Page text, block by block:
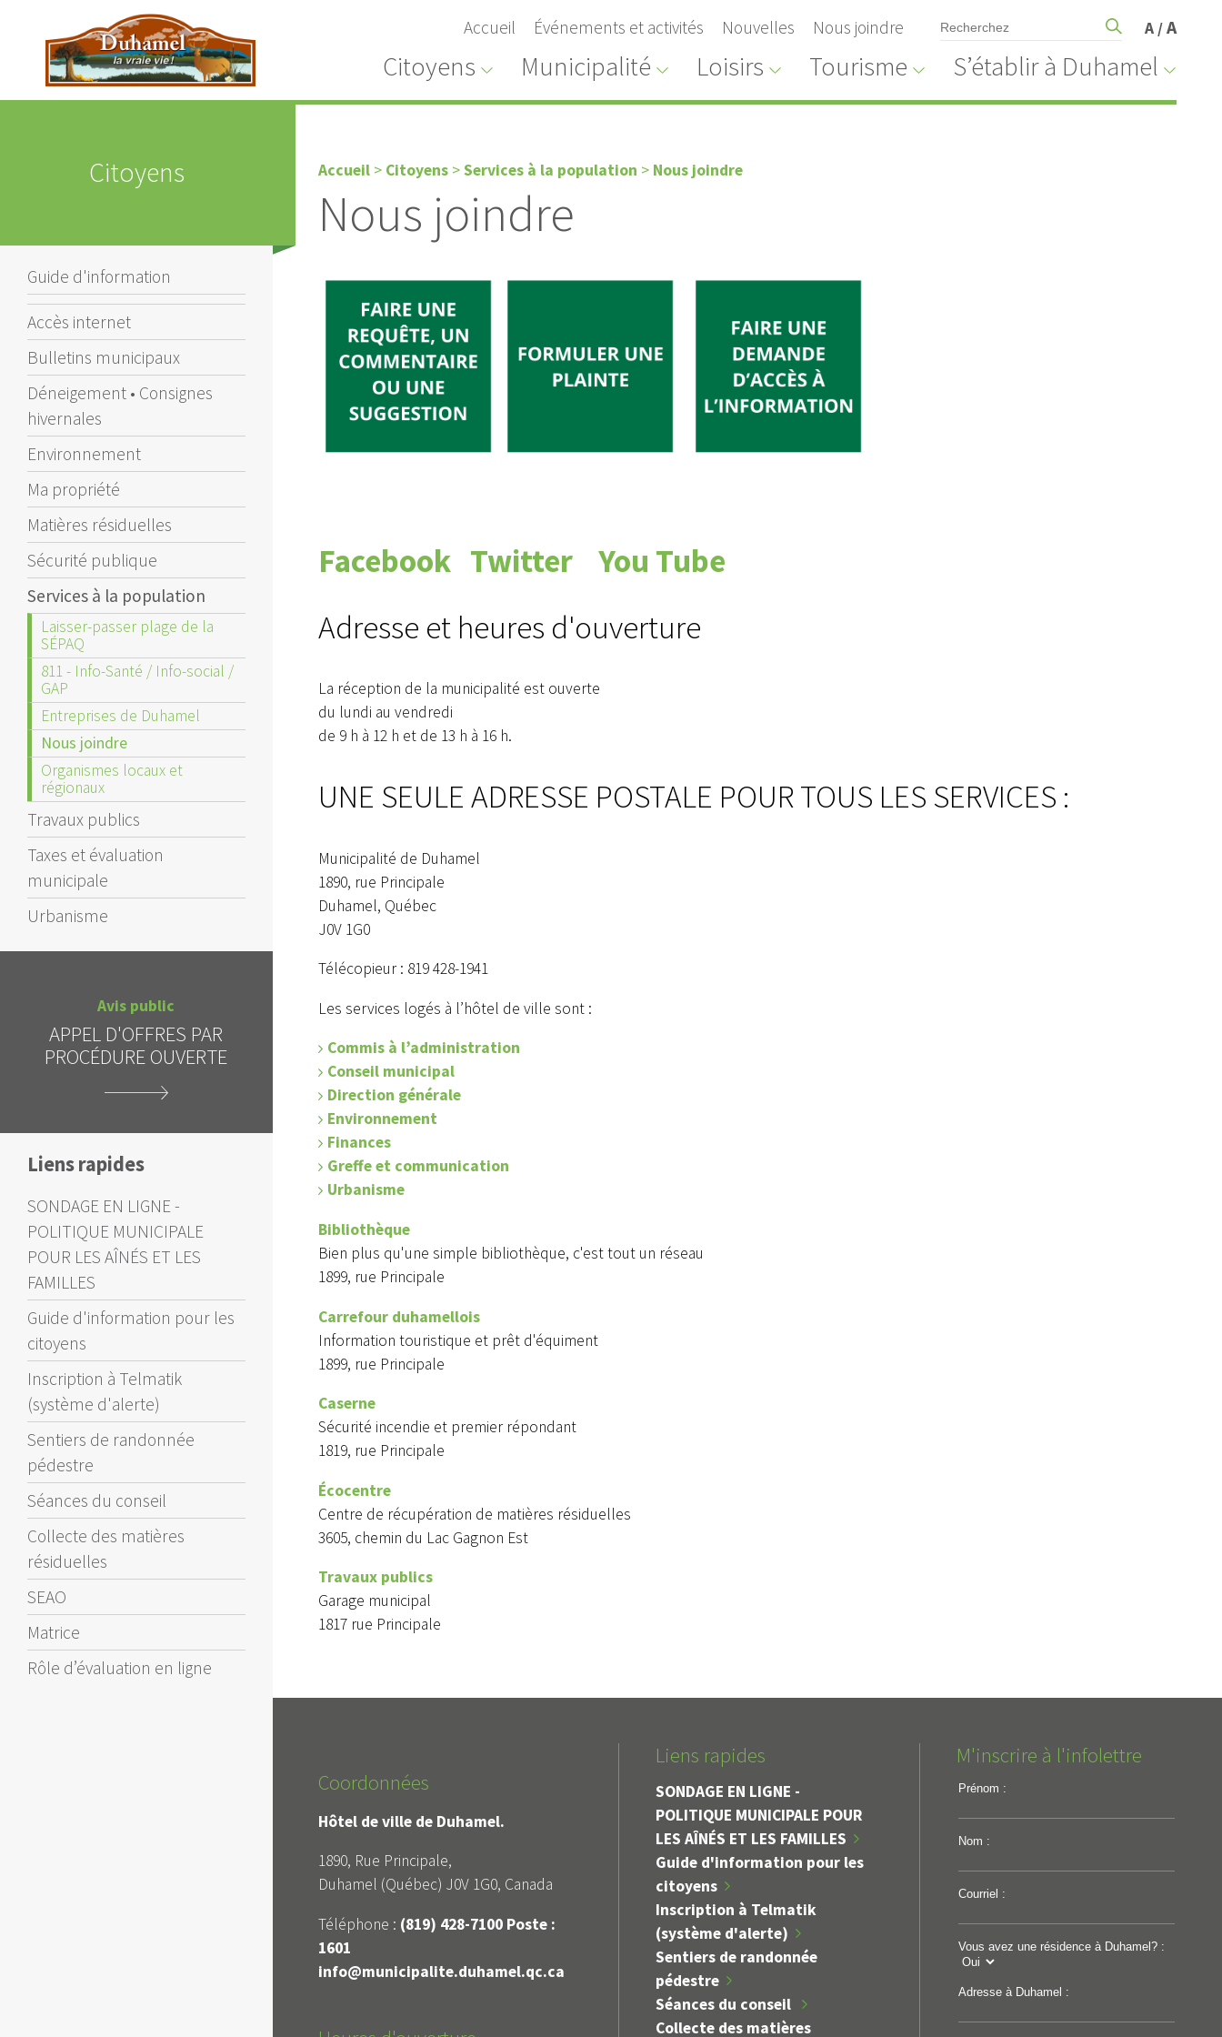
Accueil Événements et activités Nouvelles Nous joindre A /A
Citoyens Municipalité Loisirs Tourisme S’établir à Duhamel
Citoyens
Guide d'information
Accès internet
Bulletins municipaux
Déneigement • Consignes
hivernales
Environnement
Ma propriété
Matières résiduelles
Sécurité publique
Services à la population
Laisser-passer plage de la
SÉPAQ
811 - Info-Santé / Info-social /
GAP
Entreprises de Duhamel
Nous joindre
Organismes locaux et
régionaux
Travaux publics
Taxes et évaluation
municipale
Urbanisme
APPEL D'OFFRES - REPORT
DE LA DATE D'OUVERTURE
DES SOUMISSIONS
Alerte
INTERDICTION DE FEUX À
CIEL OUVERT
Liens rapides
SONDAGE EN LIGNE -
POLITIQUE MUNICIPALE
POUR LES AÎNÉS ET LES
FAMILLES
Guide d'information pour les
citoyens
Inscription à Telmatik
(système d'alerte)
Sentiers de randonnée
pédestre
Séances du conseil
Collecte des matières
résiduelles
SEAO
Matrice
Rôle d’évaluation en ligne
Accueil > Citoyens >Services à la population > Nous joindre
Nous joindre
Facebook Twitter
You Tube
Adresse et heures d'ouverture
La réception de la municipalité est ouverte
du lundi au vendredi
de 9 h à 12 h et de 13 h à 16 h.
UNE SEULE ADRESSE POSTALE POUR TOUS LES SERVICES :
Municipalité de Duhamel
1890, rue Principale
Duhamel, Québec
J0V 1G0
Télécopieur : 819 428-1941
Les services logés à l’hôtel de ville sont :
Commis à l’administration
Conseil municipal
Direction générale
Environnement
Finances
Greffe et communication
Urbanisme
Bibliothèque
Bien plus qu'une simple bibliothèque, c'est tout un réseau
1899, rue Principale
Carrefour duhamellois
Information touristique et prêt d'équiment
1899, rue Principale
Caserne
Sécurité incendie et premier répondant
1819, rue Principale
Écocentre
Centre de récupération de matières résiduelles
3605, chemin du Lac Gagnon Est
Travaux publics
Garage municipal
1817 rue Principale
Coordonnées
Hôtel de ville de Duhamel.
1890, Rue Principale,
Duhamel (Québec) J0V 1G0, Canada
Téléphone : (819) 428-7100 Poste :
1601
info@municipalite.duhamel.qc.ca
Liens rapides
SONDAGE EN LIGNE -
POLITIQUE MUNICIPALE POUR
LES AÎNÉS ET LES FAMILLES
Guide d'information pour les
citoyens
Inscription à Telmatik
(système d'alerte)
Sentiers de randonnée
pédestre
Séances du conseil
Collecte des matières
M'inscrire à l'infolettre
Prénom :
Nom :
Courriel :
Vous avez une résidence à Duhamel? :
Adresse à Duhamel :